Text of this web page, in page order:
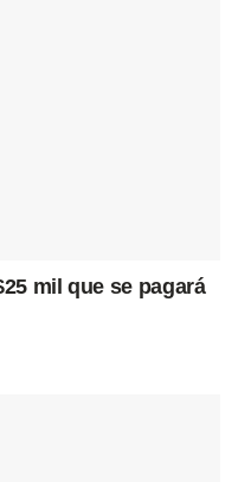
mil que se pagará